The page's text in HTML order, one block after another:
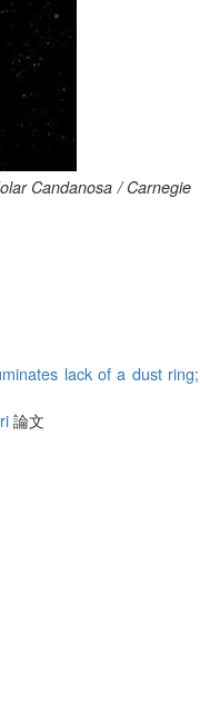
Candanosa / Carnegie
lack of a dust ring;
論文